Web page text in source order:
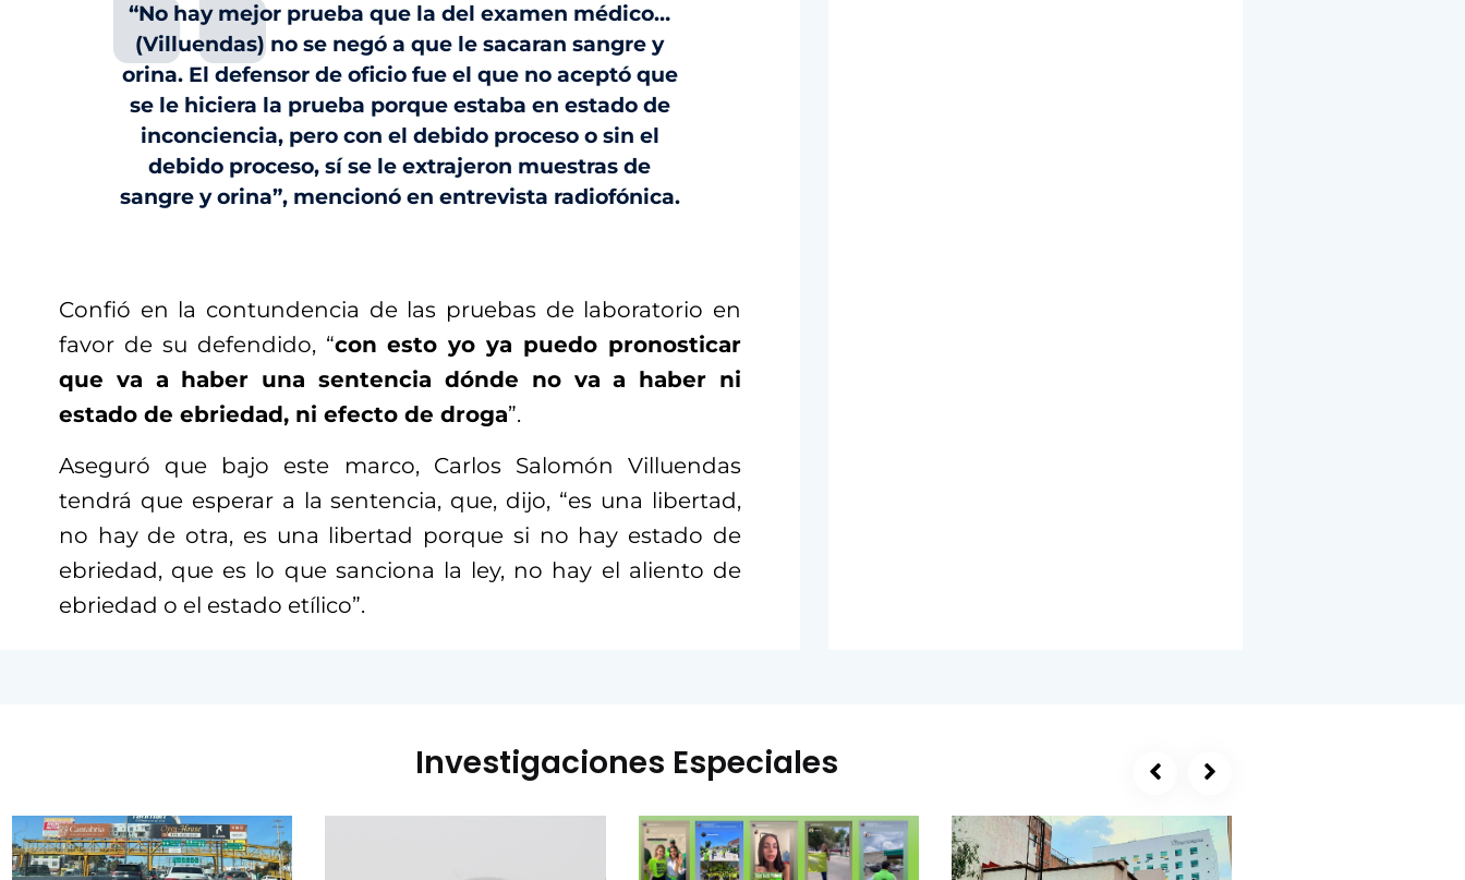
“No hay mejor prueba que la del examen médico…
(Villuendas) no se negó a que le sacaran sangre y
orina. El defensor de oficio fue el que no aceptó que
se le hiciera la prueba porque estaba en estado de
inconciencia, pero con el debido proceso o sin el
debido proceso, sí se le extrajeron muestras de
sangre y orina”, mencionó en entrevista radiofónica.
Confió en la contundencia de las pruebas de laboratorio en
favor de su defendido, “con esto yo ya puedo pronosticar
que va a haber una sentencia dónde no va a haber ni
estado de ebriedad, ni efecto de droga”.
Aseguró que bajo este marco, Carlos Salomón Villuendas
tendrá que esperar a la sentencia, que, dijo, “es una libertad,
no hay de otra, es una libertad porque si no hay estado de
ebriedad, que es lo que sanciona la ley, no hay el aliento de
ebriedad o el estado etílico”.
Investigaciones Especiales